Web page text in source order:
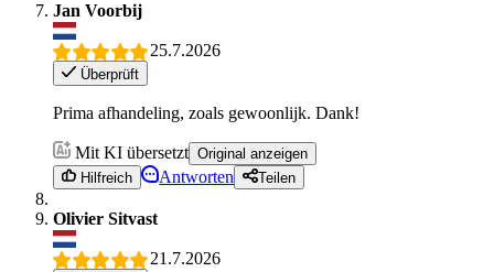
Jan Voorbij
25.7.2026
Überprüft
Prima afhandeling, zoals gewoonlijk. Dank!
Mit KI übersetzt Original anzeigen
Hilfreich
Antworten Teilen
Olivier Sitvast
21.7.2026